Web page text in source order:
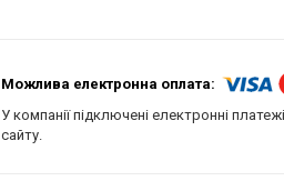
У компанії підключені електронні
сайту.